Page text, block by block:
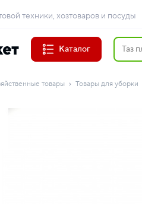
техники, хозтоваров и посуды
Каталог
товары Товары для уборки